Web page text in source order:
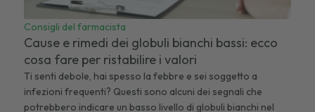
Consigli del farmacista
Cause e rimedi dei globuli bianchi bassi: ecco
cosa fare per ristabilire i valori
Ti senti debole, hai spesso la febbre e sei soggetto a
infezioni frequenti? Questi sono alcuni dei segnali che
potrebbero indicare un basso livello di globuli bianchi nel